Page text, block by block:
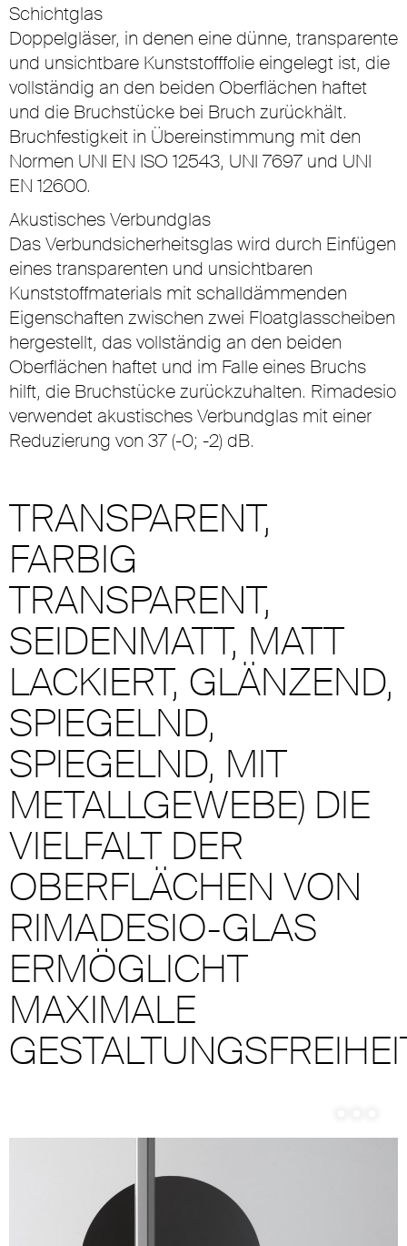
Schichtglas
Doppelgläser, in denen eine dünne, transparente
und unsichtbare Kunststofffolie eingelegt ist, die
vollständig an den beiden Oberflächen haftet
und die Bruchstücke bei Bruch zurückhält.
Bruchfestigkeit in Übereinstimmung mit den
Normen UNI EN ISO 12543, UNI 7697 und UNI
EN 12600.
Akustisches Verbundglas
Das Verbundsicherheitsglas wird durch Einfügen
eines transparenten und unsichtbaren
Kunststoffmaterials mit schalldämmenden
Eigenschaften zwischen zwei Floatglasscheiben
hergestellt, das vollständig an den beiden
Oberflächen haftet und im Falle eines Bruchs
hilft, die Bruchstücke zurückzuhalten. Rimadesio
verwendet akustisches Verbundglas mit einer
Reduzierung von 37 (-0; -2) dB.
TRANSPARENT,
FARBIG
TRANSPARENT,
SEIDENMATT, MATT
LACKIERT, GLÄNZEND,
SPIEGELND,
SPIEGELND, MIT
METALLGEWEBE) DIE
VIELFALT DER
OBERFLÄCHEN VON
RIMADESIO-GLAS
ERMÖGLICHT
MAXIMALE